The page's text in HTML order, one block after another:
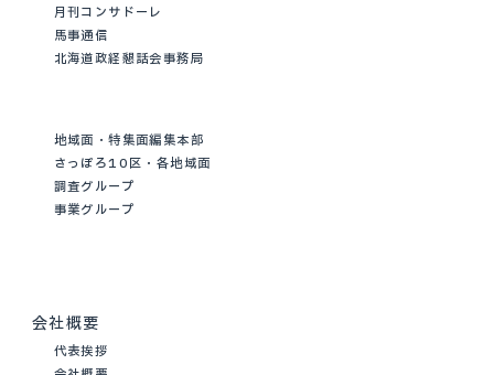
月刊コンサドーレ
馬事通信
北海道政経懇話会事務局
地域面・特集面編集本部
さっぽろ10区・各地域面
調査グループ
事業グループ
会社概要
代表挨拶